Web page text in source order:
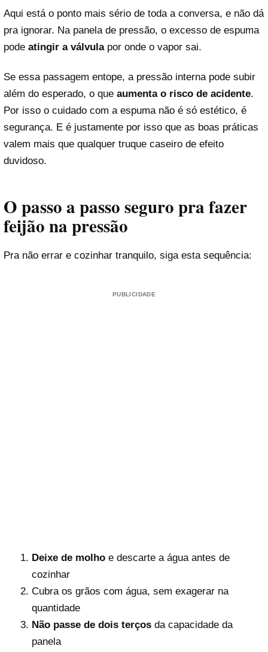
Aqui está o ponto mais sério de toda a conversa, e não dá
pra ignorar. Na panela de pressão, o excesso de espuma
pode atingir a válvulapor onde o vapor sai.
Se essa passagem entope, a pressão interna pode subir
além do esperado, o que aumenta o risco de acidente.
Por isso o cuidado com a espuma não é só estético, é
segurança. E é justamente por isso que as boas práticas
valem mais que qualquer truque caseiro de efeito
duvidoso.
O passo a passo seguro pra fazer
feijão na pressão
Pra não errar e cozinhar tranquilo, siga esta sequência:
PUBLICIDADE
Deixe de molhoe descarte a água antes de
cozinhar
Cubra os grãos com água, sem exagerar na
quantidade
Não passe de dois terçosda capacidade da
panela